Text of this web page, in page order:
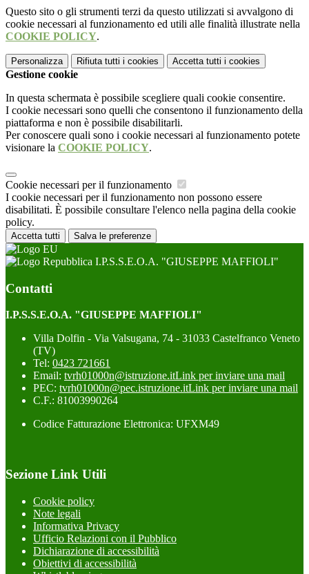
Questo sito o gli strumenti terzi da questo utilizzati si avvalgono di
cookie necessari al funzionamento ed utili alle finalità illustrate nella
COOKIE POLICY.
Personalizza Rifiuta tutti i cookies Accetta tutti i cookies
Gestione cookie
In questa schermata è possibile scegliere quali cookie consentire.
I cookie necessari sono quelli che consentono il funzionamento della
piattaforma e non è possibile disabilitarli.
Per conoscere quali sono i cookie necessari al funzionamento potete
visionare la COOKIE POLICY.
Cookie necessari per il funzionamento
I cookie necessari per il funzionamento non possono essere
disabilitati. È possibile consultare l'elenco nella pagina della cookie
policy.
Accetta tutti Salva le preferenze
I.P.S.S.E.O.A. "GIUSEPPE MAFFIOLI"
Contatti
I.P.S.S.E.O.A. "GIUSEPPE MAFFIOLI"
Villa Dolfin - Via Valsugana, 74 - 31033 Castelfranco Veneto
(TV)
Tel: 0423 721661
Email: tvrh01000n@istruzione.itLink per inviare una mail
PEC: tvrh01000n@pec.istruzione.itLink per inviare una mail
C.F.: 81003990264
Codice Fatturazione Elettronica: UFXM49
Sezione Link Utili
Cookie policy
Note legali
Informativa Privacy
Ufficio Relazioni con il Pubblico
Dichiarazione di accessibilità
Obiettivi di accessibilità